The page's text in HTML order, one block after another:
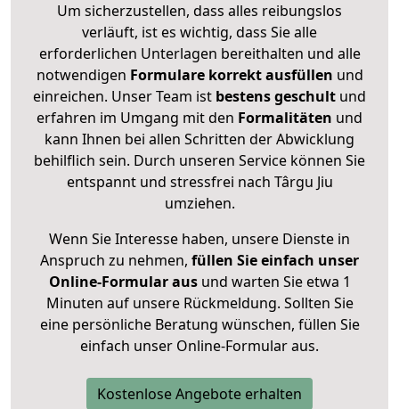
Um sicherzustellen, dass alles reibungslos
verläuft, ist es wichtig, dass Sie alle
erforderlichen Unterlagen bereithalten und alle
notwendigen Formulare korrekt ausfüllen und
einreichen. Unser Team ist bestens geschult und
erfahren im Umgang mit den Formalitäten und
kann Ihnen bei allen Schritten der Abwicklung
behilflich sein. Durch unseren Service können Sie
entspannt und stressfrei nach Târgu Jiu
umziehen.
Wenn Sie Interesse haben, unsere Dienste in
Anspruch zu nehmen, füllen Sie einfach unser
Online-Formular ausund warten Sie etwa 1
Minuten auf unsere Rückmeldung. Sollten Sie
eine persönliche Beratung wünschen, füllen Sie
einfach unser Online-Formular aus.
Kostenlose Angebote erhalten